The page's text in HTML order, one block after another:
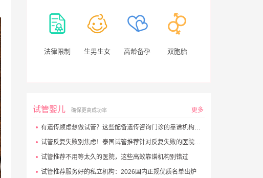
法律限制 生男生女 高龄备孕 双胞胎
试管婴儿 确保更高成功率 更多
有遗传顾虑想做试管？这些配备遗传咨询门诊的靠谱机构别错过
试管反复失败别焦虑！泰国试管推荐针对反复失败的医院大盘点
试管推荐不用等太久的医院，这些高效靠谱机构别错过
试管推荐服务好的私立机构：2026国内正规优质名单出炉